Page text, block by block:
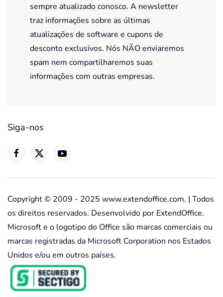
sempre atualizado conosco. A newsletter
traz informações sobre as últimas
atualizações de software e cupons de
desconto exclusivos. Nós NÃO enviaremos
spam nem compartilharemos suas
informações com outras empresas.
Siga-nos
Copyright © 2009 - 2025 www.extendoffice.com. | Todos
os direitos reservados. Desenvolvido por ExtendOffice.
Microsoft e o logotipo do Office são marcas comerciais ou
marcas registradas da Microsoft Corporation nos Estados
Unidos e/ou em outros países.